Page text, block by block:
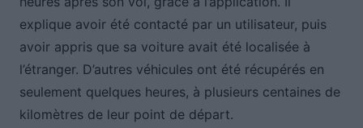
explique avoir été contacté par un utilisateur, puis
avoir appris que sa voiture avait été localisée à
l’étranger. D’autres véhicules ont été récupérés en
seulement quelques heures, à plusieurs centaines de
kilomètres de leur point de départ.